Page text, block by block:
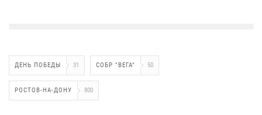
ДЕНЬ ПОБЕДЫ 31 СОБР "ВЕГА" 50
РОСТОВ-НА-ДОНУ 800